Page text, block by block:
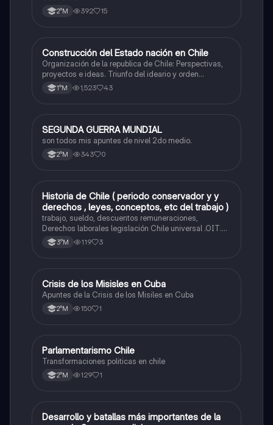
2°M 392 15
Historia
Construcción del Estado nación en Chile
Organización de la republica de Chile: Perspectivas,
proyectos e ideas. Triunfo del ideario y orden
conservador. Constitución de 1833. "Era Portaliana"
1°M 1,523 43
Historia
SEGUNDA GUERRA MUNDIAL
son todos mis apuntes de nivel 2do medio.
2°M 343 0
Historia
Historia de Chile ( periodo conservador y y
derechos , leyes, conceptos, etc del trabajo )
trabajo, sueldo, descuentos remuneraciones,
Derechos laborales legislación Chile universal .OIT.
Evolución de las org. trabajadores de Chile. Evolución
legislación laboral en Chile. Mecanismos protección a
3°M 119 3
Historia
Crisis de los Misisles en Cuba
Apuntes de la Crisis de los Misiles en Cuba
2°M 150 1
Historia
Parlamentarismo Chile
Transformaciones politicas en chile
2°M 129 1
Historia
Desarrollo y batallas más importantes de la